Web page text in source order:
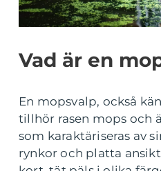
Vad är en
En mopsvalp, också
tillhör rasen mops och
som karaktäriseras av
rynkor och platta